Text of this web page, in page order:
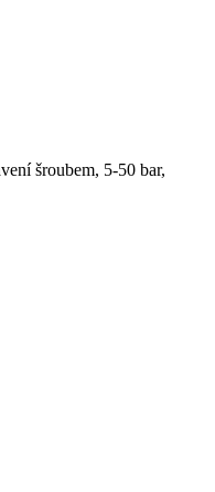
šroubem, 5-50 bar,